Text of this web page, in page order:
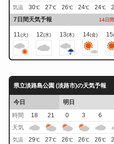
気温 30℃ 27℃ 26℃ 24℃ 24℃
7日間天気予報 14日
11(火) 12(水) 13(木) 14(金) 15
県立淡路島公園 (淡路市)の天気予報
今日
明日
時間
18 21 0 3 6
天気
気温 29℃ 27℃ 26℃ 26℃ 26℃